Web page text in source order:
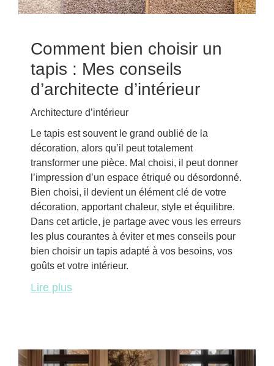
Comment bien choisir un
tapis : Mes conseils
d’architecte d’intérieur
Architecture d’intérieur
Le tapis est souvent le grand oublié de la
décoration, alors qu’il peut totalement
transformer une pièce. Mal choisi, il peut donner
l’impression d’un espace étriqué ou désordonné.
Bien choisi, il devient un élément clé de votre
décoration, apportant chaleur, style et équilibre.
Dans cet article, je partage avec vous les erreurs
les plus courantes à éviter et mes conseils pour
bien choisir un tapis adapté à vos besoins, vos
goûts et votre intérieur.
Lire plus